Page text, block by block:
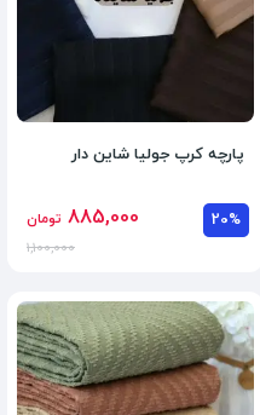
پارچه کرپ جولیا شاین دار
20%
885,000 تومان
1,100,000